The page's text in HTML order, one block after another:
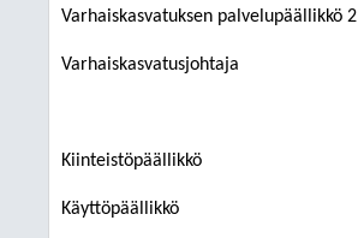
Varhaiskasvatuksen palvelupäällikkö 2
Varhaiskasvatusjohtaja
Kiinteistöpäällikkö
Käyttöpäällikkö